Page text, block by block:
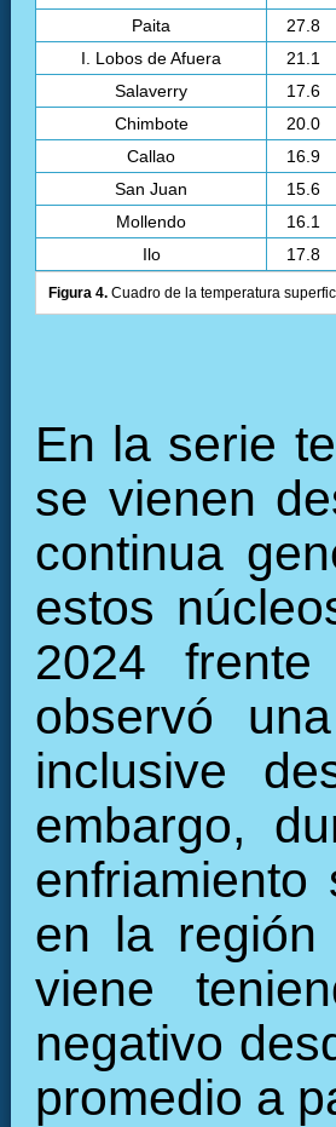
Paita
27.8
I. Lobos de Afuera
21.1
Salaverry
17.6
Chimbote
20.0
Callao
16.9
San Juan
15.6
Mollendo
16.1
Ilo
17.8
Figura 4. Cuadro de la temperatura
En la serie
se vienen
continua
estos
2024
observó
inclusive
embargo,
en la
viene
negativo
promedio a